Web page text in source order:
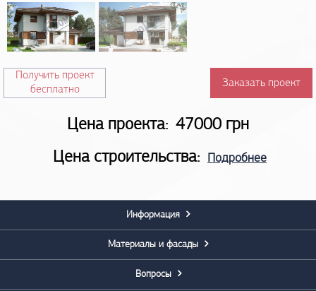
Получить проект
бесплатно
Заказать проект
Цена проекта: 47000 грн
Цена строительства:
Подробнее
Информация
Материалы и фасады
Вопросы